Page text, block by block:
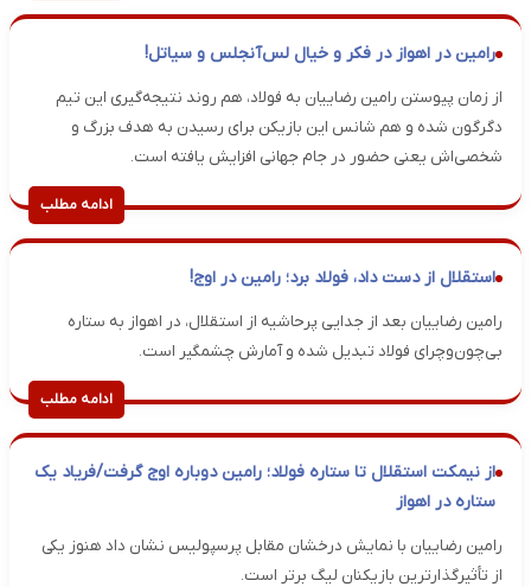
رامین در اهواز در فکر و خیال لس‌آنجلس و سیاتل!
از زمان پیوستن رامین رضاییان به فولاد، هم روند نتیجه‌گیری این تیم
دگرگون شده و هم شانس این بازیکن برای رسیدن به هدف بزرگ و
شخصی‌اش یعنی حضور در جام جهانی افزایش یافته است.
ادامه مطلب
استقلال از دست داد، فولاد برد؛ رامین در اوج!
رامین رضاییان بعد از جدایی پرحاشیه از استقلال، در اهواز به ستاره
بی‌چون‌وچرای فولاد تبدیل شده و آمارش چشمگیر است.
ادامه مطلب
از نیمکت استقلال تا ستاره فولاد؛ رامین دوباره اوج گرفت/فریاد یک
ستاره در اهواز
رامین رضاییان با نمایش درخشان مقابل پرسپولیس نشان داد هنوز یکی
از تأثیرگذارترین بازیکنان لیگ برتر است.